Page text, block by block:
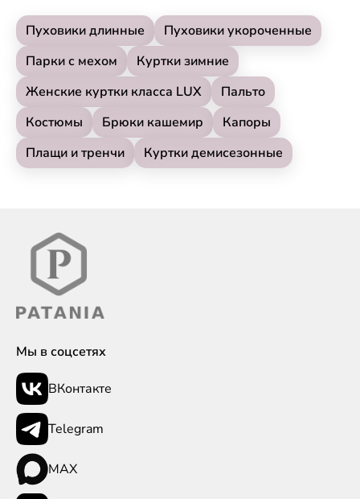
Пуховики длинные
Пуховики укороченные
Парки с мехом
Куртки зимние
Женские куртки класса LUX
Пальто
Костюмы
Брюки кашемир
Капоры
Плащи и тренчи
Куртки демисезонные
Мы в соцсетях
ВКонтакте
Telegram
MAX